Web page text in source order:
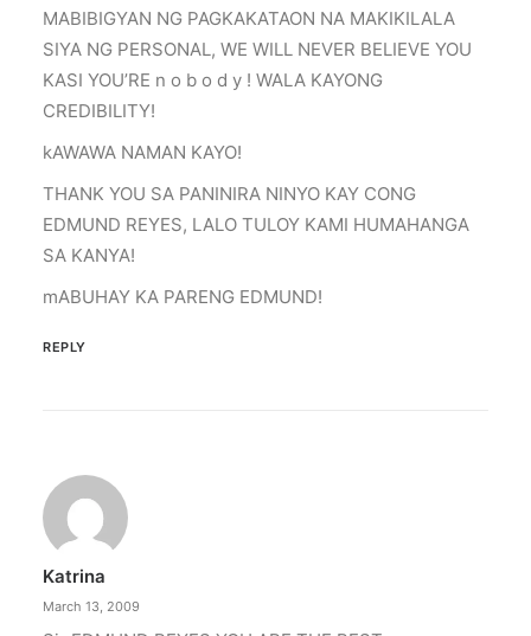
MABIBIGYAN NG PAGKAKATAON NA MAKIKILALA
SIYA NG PERSONAL, WE WILL NEVER BELIEVE YOU
KASI YOU’RE n o b o d y ! WALA KAYONG
CREDIBILITY!
kAWAWA NAMAN KAYO!
THANK YOU SA PANINIRA NINYO KAY CONG
EDMUND REYES, LALO TULOY KAMI HUMAHANGA
SA KANYA!
mABUHAY KA PARENG EDMUND!
REPLY
Katrina
March 13, 2009